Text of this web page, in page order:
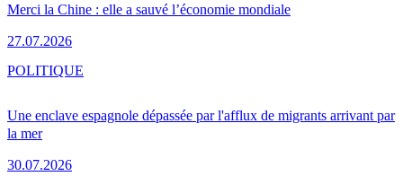
Merci la Chine : elle a sauvé l’économie mondiale
27.07.2026
Une enclave espagnole dépassée par l'afflux de migrants arrivant par
la mer
30.07.2026
POLITIQUE